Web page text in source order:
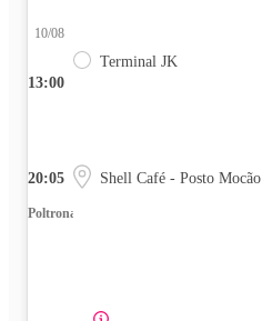
13:00
10/08
Terminal JK
20:05 Shell Café - Posto Mocão
Poltrona